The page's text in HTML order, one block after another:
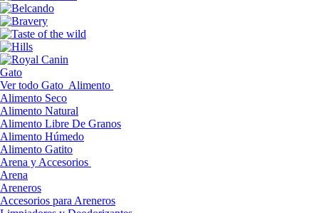
Gato
Ver todo Gato Alimento
Alimento Seco
Alimento Natural
Alimento Libre De Granos
Alimento Húmedo
Alimento Gatito
Arena y Accesorios
Arena
Areneros
Accesorios para Areneros